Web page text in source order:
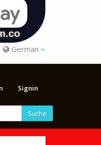
German
Signin
Suche